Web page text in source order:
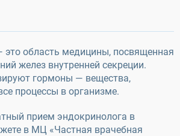
это область медицины, посвященная
желез внутренней секреции.
гормоны — вещества,
процессы в организме.
прием эндокринолога в
в МЦ «Частная врачебная